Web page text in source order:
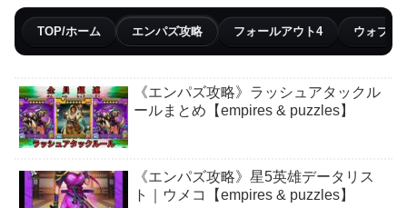
TOP/ホーム エンパズ攻略 フォールアウト4 ウォブリ
《エンパズ攻略》ラッシュアタックル
ールまとめ【empires & puzzles】
《エンパズ攻略》星5英雄データリス
ト｜ウメコ【empires & puzzles】